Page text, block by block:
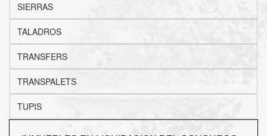
SIERRAS
TALADROS
TRANSFERS
TRANSPALETS
TUPIS